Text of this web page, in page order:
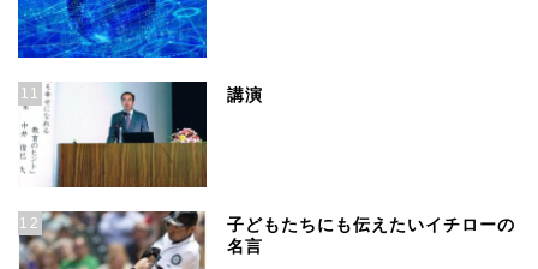
11 講演
12
子どもたちにも伝えたいイチローの
名言